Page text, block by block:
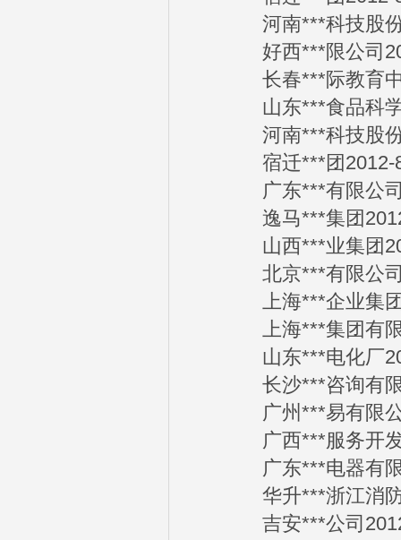
河南***科技股份
好西***限公司
长春***际教育中
山东***食品科学
河南***科技股份
宿迁***团2012-
广东***有限公司
逸马***集团
山西***业集团
北京***有限公司
上海***企业集团
上海***集团有限
山东***电化厂
长沙***咨询有限
广州***易有限公
广西***服务开发
广东***电器有限
华升***浙江消防
吉安***公司